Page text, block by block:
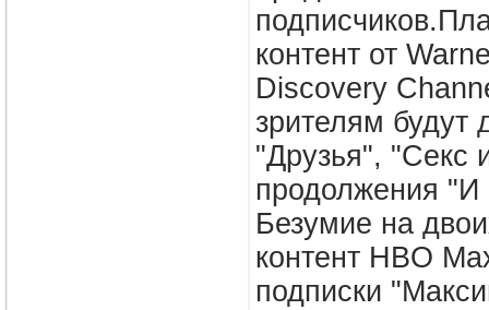
контент от
Discovery
зрителям будут
"Друзья", "Секс
продолжения
Безумие на
контент HBO
подписки